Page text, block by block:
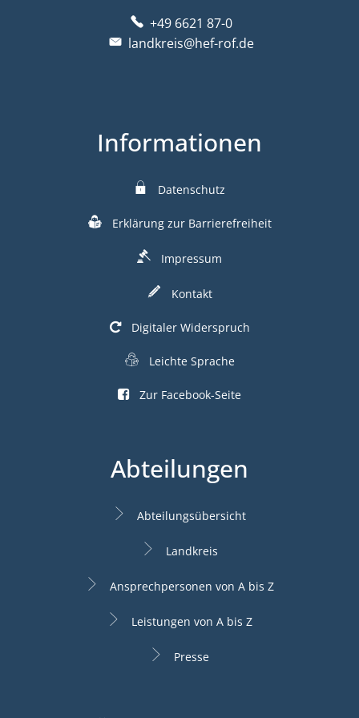
+49 6621 87-0
landkreis@hef-rof.de
Informationen
Datenschutz
Erklärung zur Barrierefreiheit
Impressum
Kontakt
Digitaler Widerspruch
Leichte Sprache
Zur Facebook-Seite
Abteilungen
Abteilungsübersicht
Landkreis
Ansprechpersonen von A bis Z
Leistungen von A bis Z
Presse